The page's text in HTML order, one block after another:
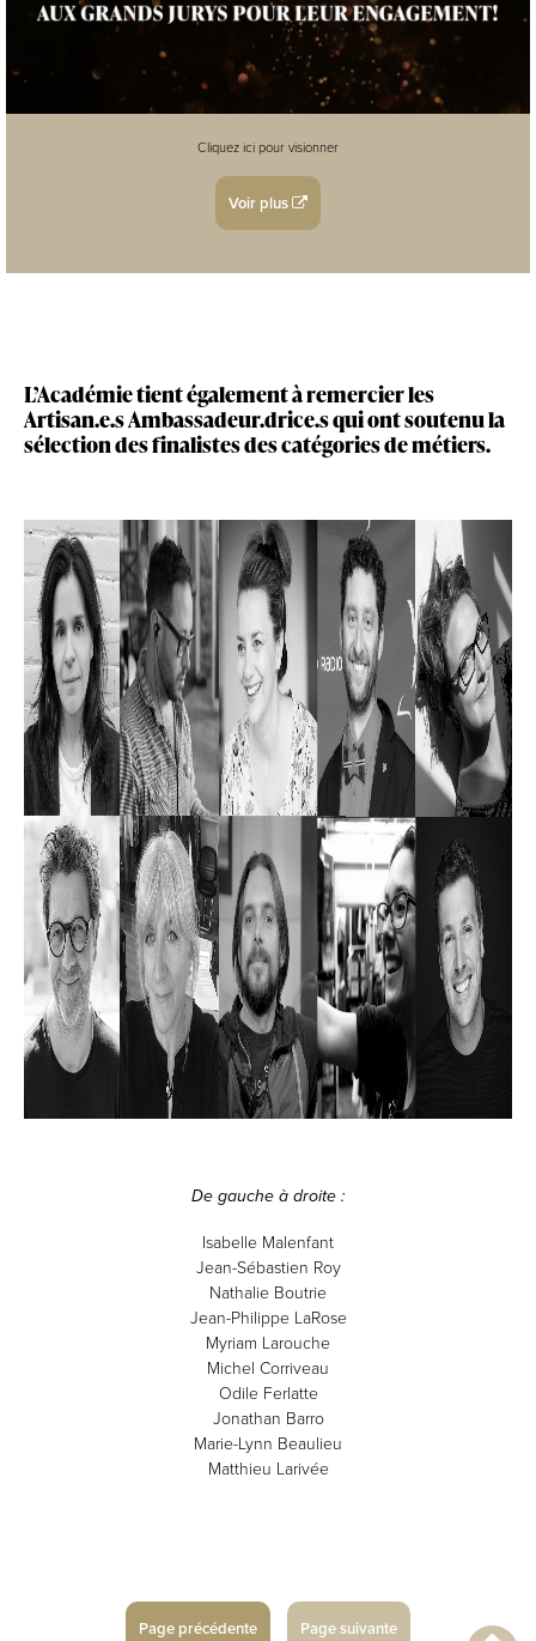
Cliquez ici pour visionner
Voir plus
L’Académie tient également à remercier les
Artisan.e.s Ambassadeur.drice.s qui ont soutenu la
sélection des finalistes des catégories de métiers.
De gauche à droite :
Isabelle Malenfant
Jean-Sébastien Roy
Nathalie Boutrie
Jean-Philippe LaRose
Myriam Larouche
Michel Corriveau
Odile Ferlatte
Jonathan Barro
Marie-Lynn Beaulieu
Matthieu Larivée
Page précédente Page suivante